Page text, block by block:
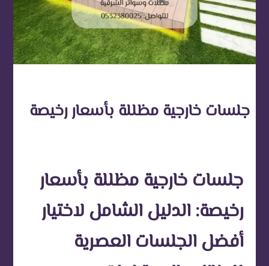
جلسات خارجية مظللة بأسعار رخيصة
جلسات خارجية مظللة بأسعار
رخيصة: الدليل الشامل لاختيار
أفضل الجلسات العصرية